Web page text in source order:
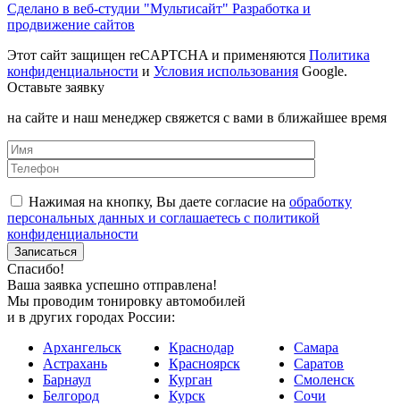
Сделано в веб-студии "Мультисайт" Разработка и
продвижение сайтов
Этот сайт защищен reCAPTCHA и применяются Политика
конфиденциальности и Условия использования Google.
Оставьте заявку
на сайте и наш менеджер свяжется с вами в ближайшее время
Нажимая на кнопку, Вы даете согласие на обработку
персональных данных и соглашаетесь с политикой
конфиденциальности
Спасибо!
Ваша заявка успешно отправлена!
Мы проводим тонировку автомобилей
и в других городах России:
Архангельск
Астрахань
Барнаул
Белгород
Краснодар
Красноярск
Курган
Курск
Самара
Саратов
Смоленск
Сочи